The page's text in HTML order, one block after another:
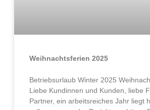
Weihnachtsferien 2025
Betriebsurlaub Winter 2025
Liebe Kundinnen und Kunden, liebe
Partner, ein arbeitsreiches Jahr liegt